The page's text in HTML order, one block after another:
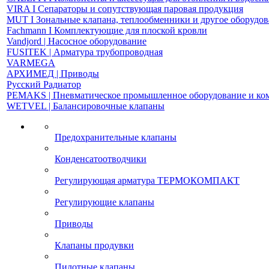
VIRA І Сепараторы и сопутствующая паровая продукция
MUT І Зональные клапана, теплообменники и другое
Fachmann І Комплектующие для плоской кровли
Vandjord | Насосное оборудование
FUSITEK | Арматура трубопроводная
VARMEGA
АРХИМЕД | Приводы
Русский Радиатор
PEMAKS | Пневматическое промышленное оборудование и
WETVEL | Балансировочные клапаны
Предохранительные клапаны
Конденсатоотводчики
Регулирующая арматура ТЕРМОКОМПАКТ
Регулирующие клапаны
Приводы
Клапаны продувки
Пилотные клапаны